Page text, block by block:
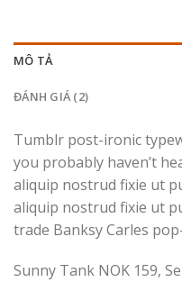
MÔ TẢ
ĐÁNH GIÁ (2)
Tumblr post-ironic
you probably haven’t
aliquip nostrud fixie ut
aliquip nostrud fixie ut
trade Banksy Carles
Sunny Tank NOK 159,